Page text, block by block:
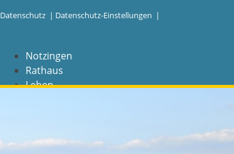
Datenschutz | Datenschutz-Einstellungen |
Notzingen
Rathaus
Leben
NAVIGATION